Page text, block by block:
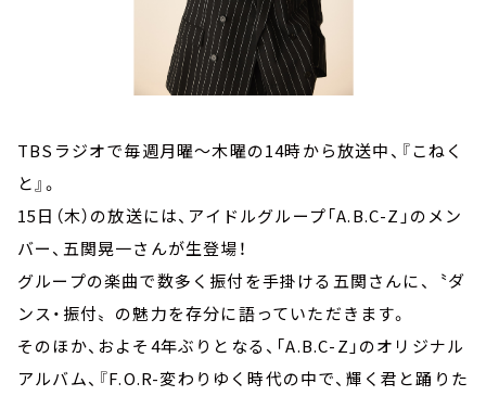
TBSラジオで毎週月曜～木曜の14時から放送中、『こねく
と』。
15日（木）の放送には、アイドルグループ「A.B.C-Z」のメン
バー、五関晃一さんが生登場！
グループの楽曲で数多く振付を手掛ける五関さんに、〝ダ
ンス・振付〟の魅力を存分に語っていただきます。
そのほか、およそ4年ぶりとなる、「A.B.C-Z」のオリジナル
アルバム、『F.O.R-変わりゆく時代の中で、輝く君と踊りた